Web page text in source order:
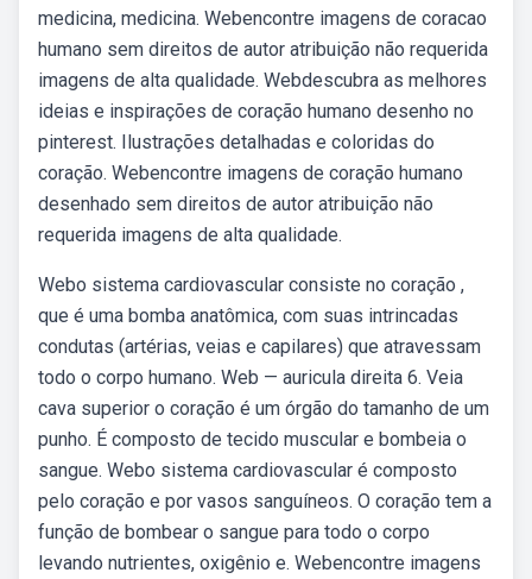
medicina, medicina. Webencontre imagens de coracao
humano sem direitos de autor atribuição não requerida
imagens de alta qualidade. Webdescubra as melhores
ideias e inspirações de coração humano desenho no
pinterest. Ilustrações detalhadas e coloridas do
coração. Webencontre imagens de coração humano
desenhado sem direitos de autor atribuição não
requerida imagens de alta qualidade.
Webo sistema cardiovascular consiste no coração ,
que é uma bomba anatômica, com suas intrincadas
condutas (artérias, veias e capilares) que atravessam
todo o corpo humano. Web — auricula direita 6. Veia
cava superior o coração é um órgão do tamanho de um
punho. É composto de tecido muscular e bombeia o
sangue. Webo sistema cardiovascular é composto
pelo coração e por vasos sanguíneos. O coração tem a
função de bombear o sangue para todo o corpo
levando nutrientes, oxigênio e. Webencontre imagens